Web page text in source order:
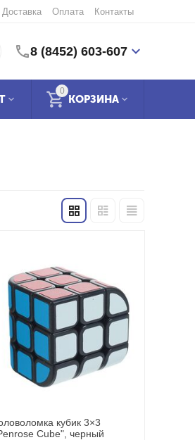
Доставка Оплата Контакты
8 (8452) 603-607
0
КОРЗИНА
кубик 3×3
Cube", черный